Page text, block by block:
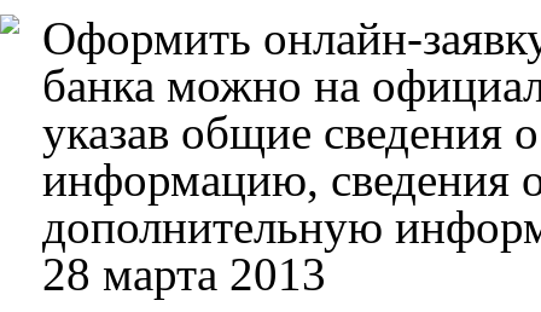
Оформить онлайн-
банка можно на
указав общие сведения
информацию, сведения
дополнительную
28 марта 2013